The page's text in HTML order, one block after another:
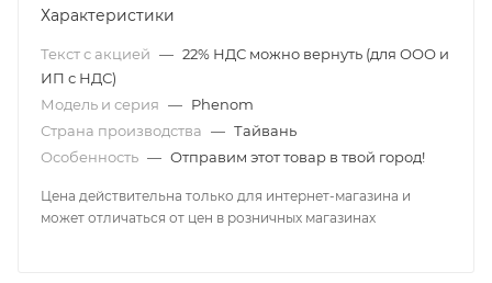
Характеристики
Текст с акцией — 22% НДС можно вернуть (для ООО и
ИП с НДС)
Модель и серия — Phenom
Страна производства — Тайвань
Особенность — Отправим этот товар в твой город!
Цена действительна только для интернет-магазина и
может отличаться от цен в розничных магазинах